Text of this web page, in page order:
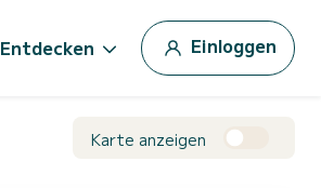
Entdecken Einloggen
Karte anzeigen